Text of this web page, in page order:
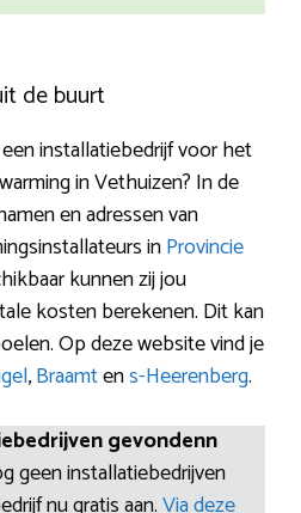
de buurt
installatiebedrijf voor het
in Vethuizen? In de
en adressen van
inProvincie
kunnen zij jou
kosten berekenen. Dit kan
Op deze website vind je
,Braamtens-Heerenberg.
gevondenn
geen installatiebedrijven